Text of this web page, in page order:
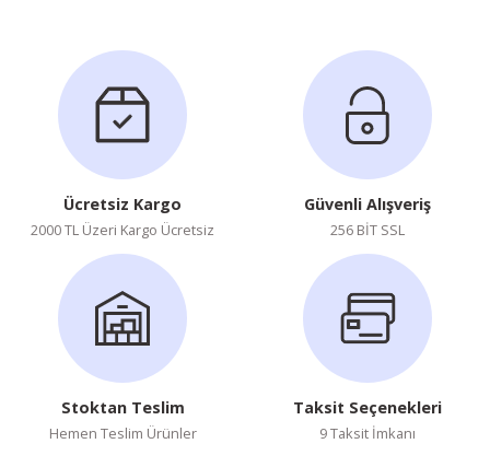
Ücretsiz Kargo
2000 TL Üzeri Kargo Ücretsiz
Güvenli Alışveriş
256 BİT SSL
Stoktan Teslim
Hemen Teslim Ürünler
Taksit Seçenekleri
9 Taksit İmkanı